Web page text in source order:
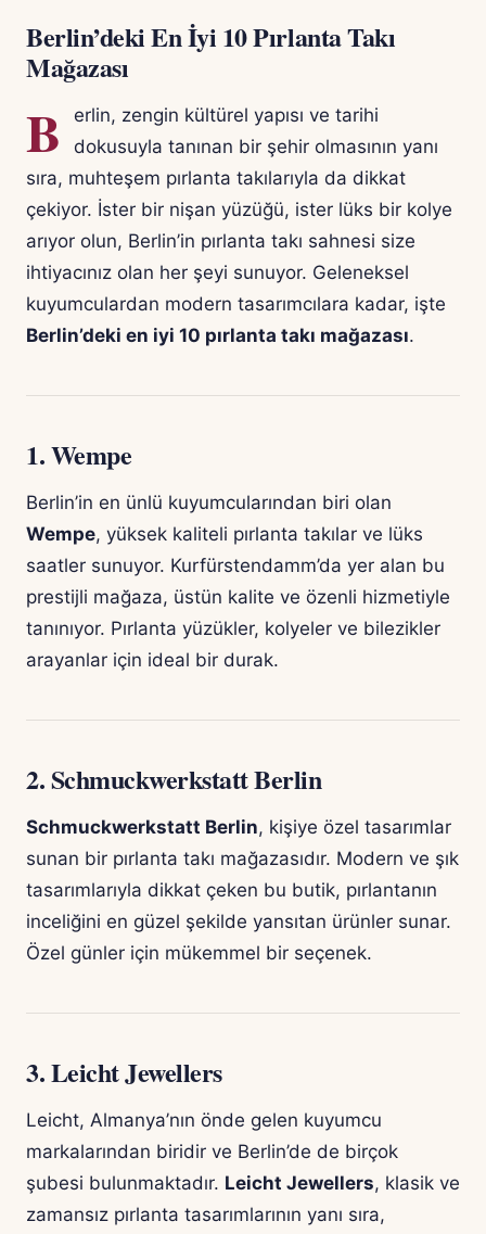
Berlin’deki En İyi 10 Pırlanta Takı
Mağazası
B
erlin, zengin kültürel yapısı ve tarihi
dokusuyla tanınan bir şehir olmasının yanı
sıra, muhteşem pırlanta takılarıyla da dikkat
çekiyor. İster bir nişan yüzüğü, ister lüks bir kolye
arıyor olun, Berlin’in pırlanta takı sahnesi size
ihtiyacınız olan her şeyi sunuyor. Geleneksel
kuyumculardan modern tasarımcılara kadar, işte
Berlin’deki en iyi 10 pırlanta takı mağazası.
1.Wempe
Berlin’in en ünlü kuyumcularından biri olan
Wempe, yüksek kaliteli pırlanta takılar ve lüks
saatler sunuyor. Kurfürstendamm’da yer alan bu
prestijli mağaza, üstün kalite ve özenli hizmetiyle
tanınıyor. Pırlanta yüzükler, kolyeler ve bilezikler
arayanlar için ideal bir durak.
2.Schmuckwerkstatt Berlin
Schmuckwerkstatt Berlin, kişiye özel tasarımlar
sunan bir pırlanta takı mağazasıdır. Modern ve şık
tasarımlarıyla dikkat çeken bu butik, pırlantanın
inceliğini en güzel şekilde yansıtan ürünler sunar.
Özel günler için mükemmel bir seçenek.
3.Leicht Jewellers
Leicht, Almanya’nın önde gelen kuyumcu
markalarından biridir ve Berlin’de de birçok
şubesi bulunmaktadır. Leicht Jewellers, klasik ve
zamansız pırlanta tasarımlarının yanı sıra,